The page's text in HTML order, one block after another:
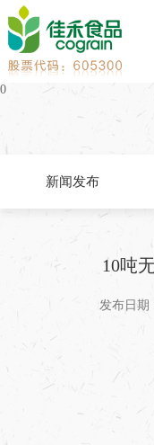
0
新闻发布
10吨
发布日期